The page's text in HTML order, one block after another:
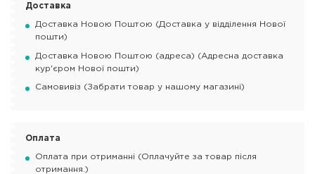
Доставка
Доставка Новою Поштою (Доставка у відділення Нової
пошти)
Доставка Новою Поштою (адреса) (Адресна доставка
кур'єром Нової пошти)
Самовивіз (Забрати товар у нашому магазині)
Оплата
Оплата при отриманні (Оплачуйте за товар після
отримання.)